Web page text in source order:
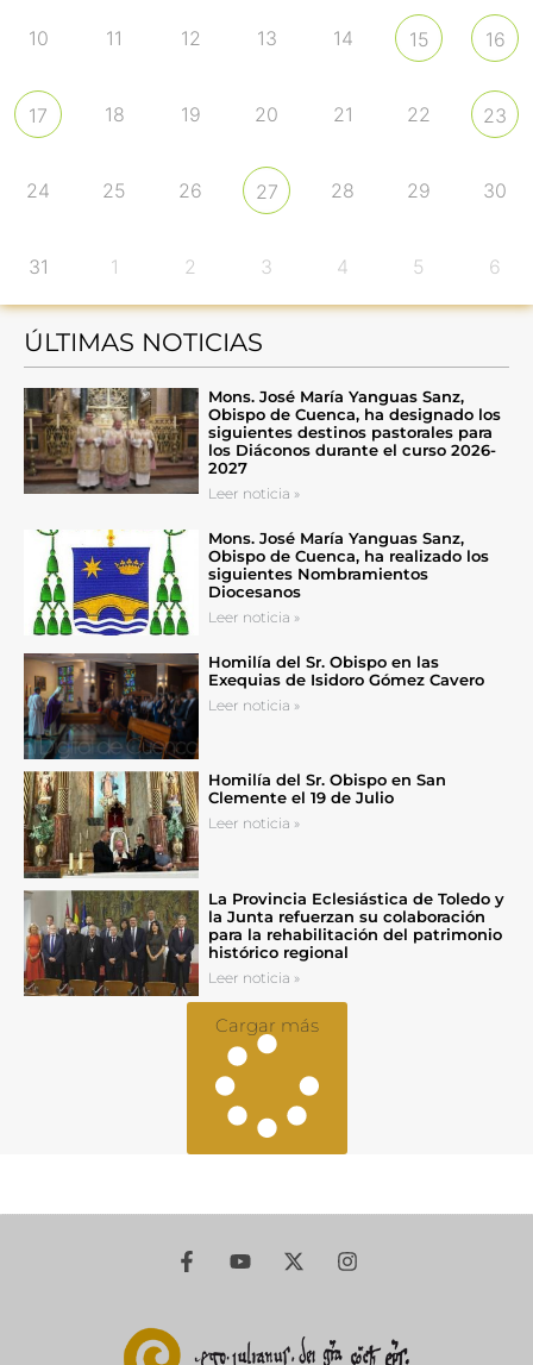
10 11 12 13 14 15 16
17 18 19 20 21 22 23
24 25 26 27 28 29 30
31 1 2 3 4 5 6
ÚLTIMAS NOTICIAS
Mons. José María Yanguas Sanz,
Obispo de Cuenca, ha designado los
siguientes destinos pastorales para
los Diáconos durante el curso 2026-
2027
Leer noticia »
Mons. José María Yanguas Sanz,
Obispo de Cuenca, ha realizado los
siguientes Nombramientos
Diocesanos
Leer noticia »
Homilía del Sr. Obispo en las
Exequias de Isidoro Gómez Cavero
Leer noticia »
Homilía del Sr. Obispo en San
Clemente el 19 de Julio
Leer noticia »
La Provincia Eclesiástica de Toledo y
la Junta refuerzan su colaboración
para la rehabilitación del patrimonio
histórico regional
Leer noticia »
Cargar más